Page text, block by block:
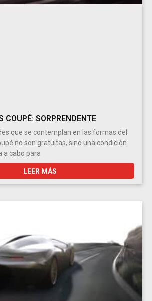
COUPÉ: SORPRENDENTE
que se contemplan en las formas del
no son gratuitas, sino una condición
a cabo para
LEER MÁS